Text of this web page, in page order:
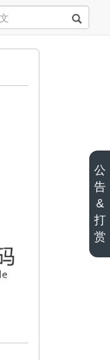
公
告
&
打
赏